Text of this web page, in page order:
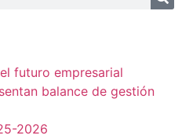
futuro empresarial
balance de gestión
2026